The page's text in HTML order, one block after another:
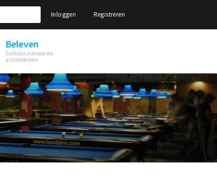
Inloggen Registreren
Beleven
Cultuur, natuur en
activiteiten